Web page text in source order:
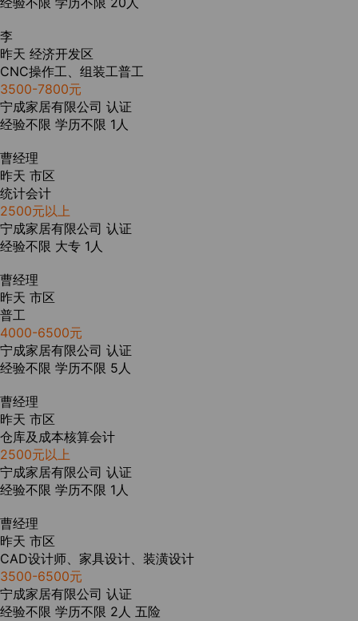
李
昨天 经济开发区
CNC操作工、组装工普工
3500-7800元
宁成家居有限公司 认证
经验不限 学历不限 1人
曹经理
昨天 市区
统计会计
2500元以上
宁成家居有限公司 认证
经验不限 大专 1人
曹经理
昨天 市区
普工
4000-6500元
宁成家居有限公司 认证
经验不限 学历不限 5人
曹经理
昨天 市区
仓库及成本核算会计
2500元以上
宁成家居有限公司 认证
经验不限 学历不限 1人
曹经理
昨天 市区
CAD设计师、家具设计、装潢设计
3500-6500元
宁成家居有限公司 认证
经验不限 学历不限 2人 五险